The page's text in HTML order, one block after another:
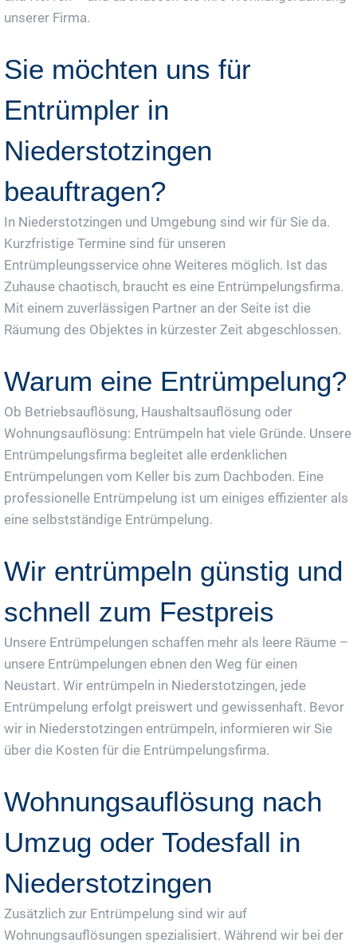
unserer Firma.
Sie möchten uns für
Entrümpler in
Niederstotzingen
beauftragen?
In Niederstotzingen und Umgebung sind wir für Sie da.
Kurzfristige Termine sind für unseren
Entrümpleungsservice ohne Weiteres möglich. Ist das
Zuhause chaotisch, braucht es eine Entrümpelungsfirma.
Mit einem zuverlässigen Partner an der Seite ist die
Räumung des Objektes in kürzester Zeit abgeschlossen.
Warum eine Entrümpelung?
Ob Betriebsauflösung, Haushaltsauflösung oder
Wohnungsauflösung: Entrümpeln hat viele Gründe. Unsere
Entrümpelungsfirma begleitet alle erdenklichen
Entrümpelungen vom Keller bis zum Dachboden. Eine
professionelle Entrümpelung ist um einiges effizienter als
eine selbstständige Entrümpelung.
Wir entrümpeln günstig und
schnell zum Festpreis
Unsere Entrümpelungen schaffen mehr als leere Räume –
unsere Entrümpelungen ebnen den Weg für einen
Neustart. Wir entrümpeln in Niederstotzingen, jede
Entrümpelung erfolgt preiswert und gewissenhaft. Bevor
wir in Niederstotzingen entrümpeln, informieren wir Sie
über die Kosten für die Entrümpelungsfirma.
Wohnungsauflösung nach
Umzug oder Todesfall in
Niederstotzingen
Zusätzlich zur Entrümpelung sind wir auf
Wohnungsauflösungen spezialisiert. Während wir bei der